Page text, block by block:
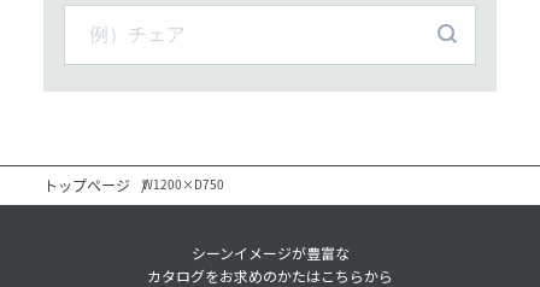
トップページ W1200×D750
シーンイメージが豊富な
カタログをお求めのかたはこちらから